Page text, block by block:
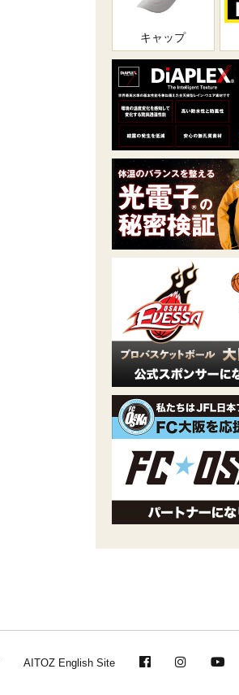
キャップ
AITOZ English Site